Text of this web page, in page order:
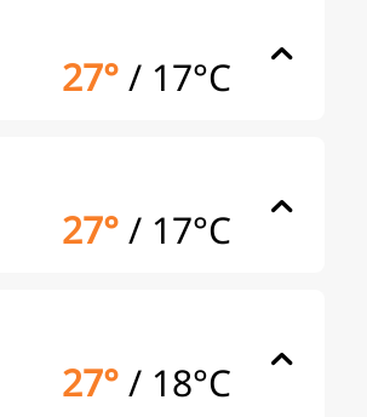
27°/ 17°C
27°/ 17°C
27°/ 18°C